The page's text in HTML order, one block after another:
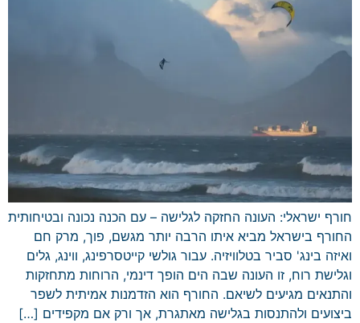
חורף ישראלי: העונה החזקה לגלישה – עם הכנה נכונה ובטיחותית
החורף בישראל מביא איתו הרבה יותר מגשם, פוך, מרק חם
ואיזה בינג' סביר בטלוויזיה. עבור גולשי קייטסרפינג, ווינג, גלים
וגלישת רוח, זו העונה שבה הים הופך דינמי, הרוחות מתחזקות
והתנאים מגיעים לשיאם. החורף הוא הזדמנות אמיתית לשפר
ביצועים ולהתנסות בגלישה מאתגרת, אך ורק אם מקפידים […]